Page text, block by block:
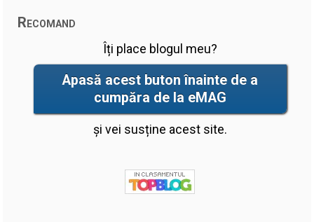
Recomand
Îți place blogul meu?
Apasă acest buton înainte de a
cumpăra de la eMAG
și vei susține acest site.